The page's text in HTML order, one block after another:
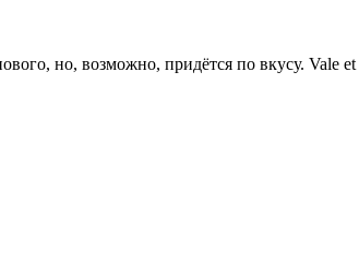
но, возможно, придётся по вкусу. Vale et